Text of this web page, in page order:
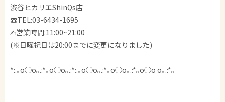
渋谷ヒカリエShinQs店
☎︎TEL:03-6434-1695
✍︎営業時間:11:00~21:00
(※日曜祝日は20:00までに変更になりました)
*:.｡o◯o｡.:*｡o◯o｡.:*:.｡o◯o｡.:*｡o◯o｡.:*｡o◯o o｡.:*｡